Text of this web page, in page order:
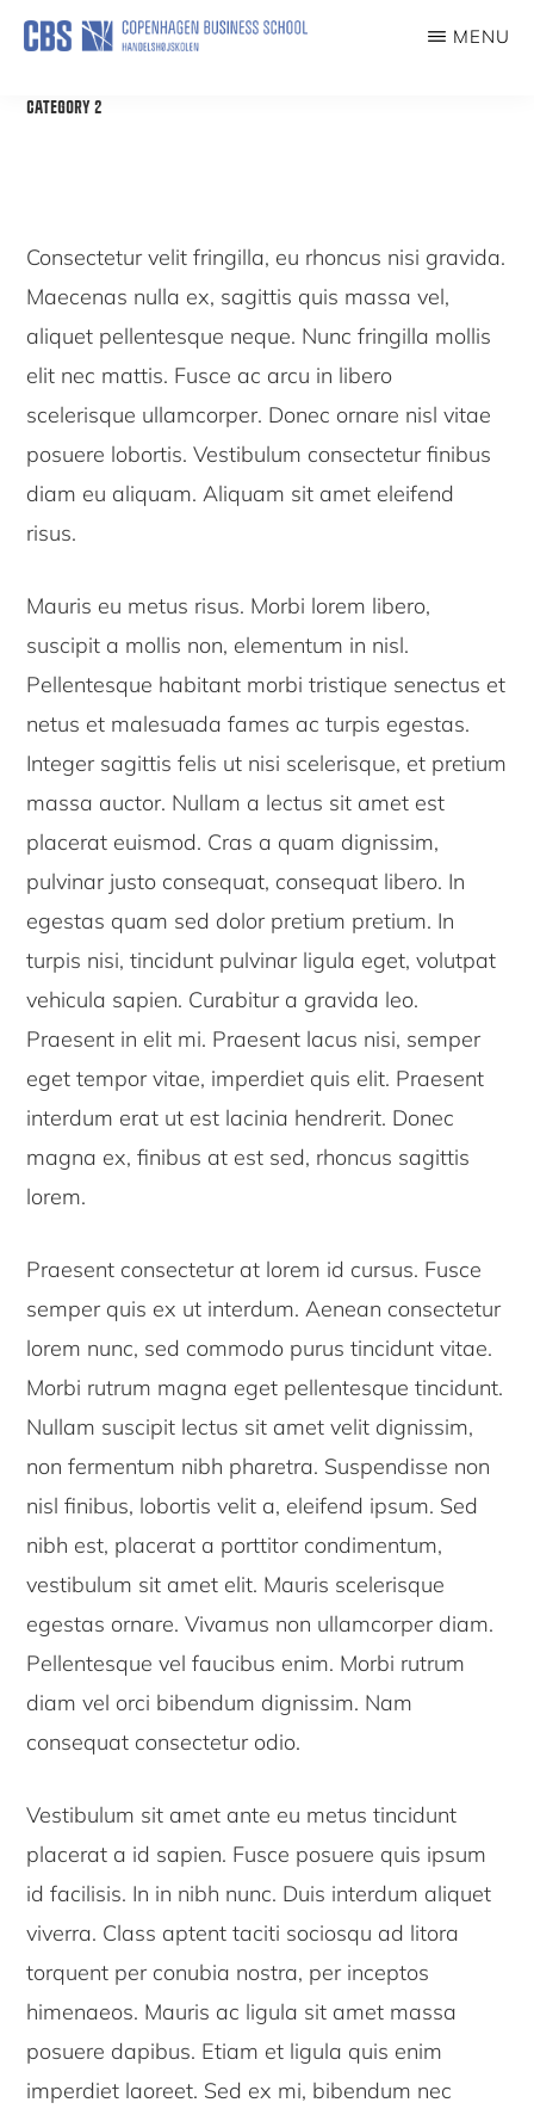
content
for
MENU
CATEGORY 2
Consectetur velit fringilla, eu rhoncus nisi gravida.
Maecenas nulla ex, sagittis quis massa vel,
aliquet pellentesque neque. Nunc fringilla mollis
elit nec mattis. Fusce ac arcu in libero
scelerisque ullamcorper. Donec ornare nisl vitae
posuere lobortis. Vestibulum consectetur finibus
diam eu aliquam. Aliquam sit amet eleifend
risus.
Mauris eu metus risus. Morbi lorem libero,
suscipit a mollis non, elementum in nisl.
Pellentesque habitant morbi tristique senectus et
netus et malesuada fames ac turpis egestas.
Integer sagittis felis ut nisi scelerisque, et pretium
massa auctor. Nullam a lectus sit amet est
placerat euismod. Cras a quam dignissim,
pulvinar justo consequat, consequat libero. In
egestas quam sed dolor pretium pretium. In
turpis nisi, tincidunt pulvinar ligula eget, volutpat
vehicula sapien. Curabitur a gravida leo.
Praesent in elit mi. Praesent lacus nisi, semper
eget tempor vitae, imperdiet quis elit. Praesent
interdum erat ut est lacinia hendrerit. Donec
magna ex, finibus at est sed, rhoncus sagittis
lorem.
Praesent consectetur at lorem id cursus. Fusce
semper quis ex ut interdum. Aenean consectetur
lorem nunc, sed commodo purus tincidunt vitae.
Morbi rutrum magna eget pellentesque tincidunt.
Nullam suscipit lectus sit amet velit dignissim,
non fermentum nibh pharetra. Suspendisse non
nisl finibus, lobortis velit a, eleifend ipsum. Sed
nibh est, placerat a porttitor condimentum,
vestibulum sit amet elit. Mauris scelerisque
egestas ornare. Vivamus non ullamcorper diam.
Pellentesque vel faucibus enim. Morbi rutrum
diam vel orci bibendum dignissim. Nam
consequat consectetur odio.
Vestibulum sit amet ante eu metus tincidunt
placerat a id sapien. Fusce posuere quis ipsum
id facilisis. In in nibh nunc. Duis interdum aliquet
viverra. Class aptent taciti sociosqu ad litora
torquent per conubia nostra, per inceptos
himenaeos. Mauris ac ligula sit amet massa
posuere dapibus. Etiam et ligula quis enim
imperdiet laoreet. Sed ex mi, bibendum nec